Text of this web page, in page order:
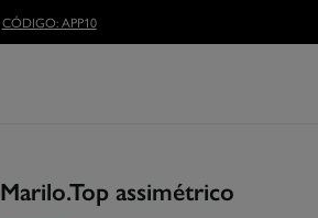
CÓDIGO: APP10
Marilo.Top assimétrico